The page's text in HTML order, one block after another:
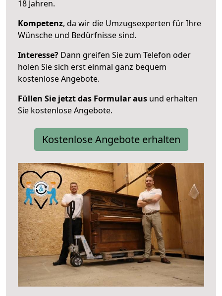
18 Jahren.
Kompetenz, da wir die Umzugsexperten für Ihre
Wünsche und Bedürfnisse sind.
Interesse? Dann greifen Sie zum Telefon oder
holen Sie sich erst einmal ganz bequem
kostenlose Angebote.
Füllen Sie jetzt das Formular aus und erhalten
Sie kostenlose Angebote.
Kostenlose Angebote erhalten